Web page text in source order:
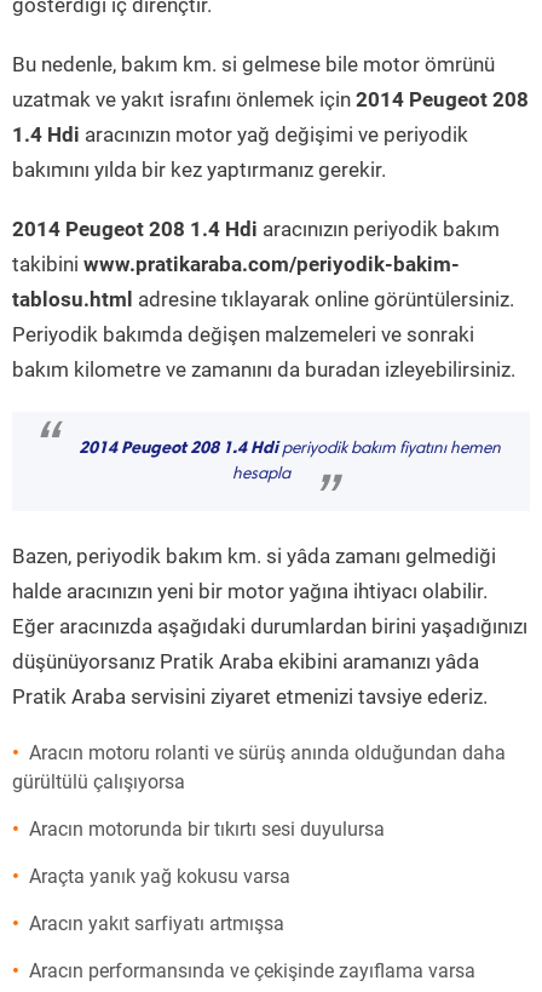
gösterdiği iç dirençtir.
Bu nedenle, bakım km. si gelmese bile motor ömrünü
uzatmak ve yakıt israfını önlemek için 2014 Peugeot 208
1.4 Hdi aracınızın motor yağ değişimi ve periyodik
bakımını yılda bir kez yaptırmanız gerekir.
2014 Peugeot 208 1.4 Hdi aracınızın periyodik bakım
takibini www.pratikaraba.com/periyodik-bakim-
tablosu.html adresine tıklayarak online görüntülersiniz.
Periyodik bakımda değişen malzemeleri ve sonraki
bakım kilometre ve zamanını da buradan izleyebilirsiniz.
“ 2014 Peugeot 208 1.4 Hdiperiyodik bakım fiyatını hemen
hesapla
”
Bazen, periyodik bakım km. si yâda zamanı gelmediği
halde aracınızın yeni bir motor yağına ihtiyacı olabilir.
Eğer aracınızda aşağıdaki durumlardan birini yaşadığınızı
düşünüyorsanız Pratik Araba ekibini aramanızı yâda
Pratik Araba servisini ziyaret etmenizi tavsiye ederiz.
Aracın motoru rolanti ve sürüş anında olduğundan daha
gürültülü çalışıyorsa
Aracın motorunda bir tıkırtı sesi duyulursa
Araçta yanık yağ kokusu varsa
Aracın yakıt sarfiyatı artmışsa
Aracın performansında ve çekişinde zayıflama varsa